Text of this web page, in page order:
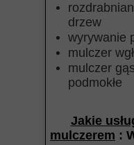
drzew
wyrywanie
mulczer
mulczer
podmokłe
Jakie
mulczerem :